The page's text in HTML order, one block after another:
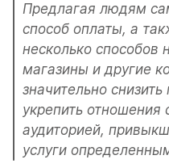
Предлагая людям
способ оплаты, а
несколько способов
магазины и другие
значительно
укрепить отношения
аудиторией,
услуги